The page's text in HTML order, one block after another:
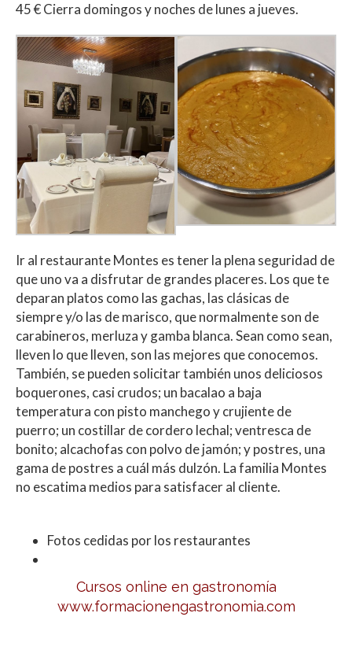
45 € Cierra domingos y noches de lunes a jueves.
Ir al restaurante Montes es tener la plena seguridad de
que uno va a disfrutar de grandes placeres. Los que te
deparan platos como las gachas, las clásicas de
siempre y/o las de marisco, que normalmente son de
carabineros, merluza y gamba blanca. Sean como sean,
lleven lo que lleven, son las mejores que conocemos.
También, se pueden solicitar también unos deliciosos
boquerones, casi crudos; un bacalao a baja
temperatura con pisto manchego y crujiente de
puerro; un costillar de cordero lechal; ventresca de
bonito; alcachofas con polvo de jamón; y postres, una
gama de postres a cuál más dulzón. La familia Montes
no escatima medios para satisfacer al cliente.
Fotos cedidas por los restaurantes
Cursos online en gastronomía
www.formacionengastronomia.com